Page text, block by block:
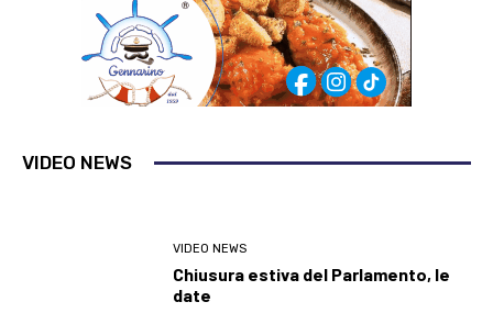
VIDEO NEWS
VIDEO NEWS
Chiusura estiva del Parlamento, le
date